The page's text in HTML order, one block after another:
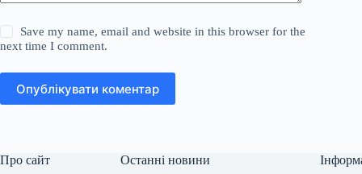
Save my name, email and website in this browser for the
next time I comment.
Опублікувати коментар
Про сайт Останні новини